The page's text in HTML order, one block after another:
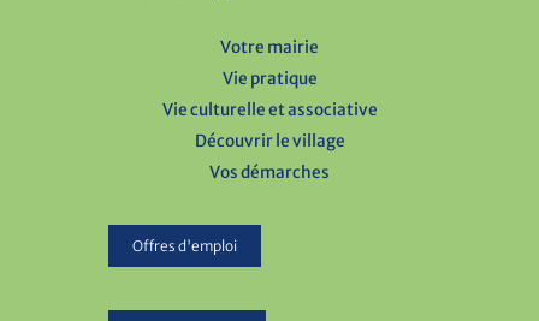
Votre mairie
Vie pratique
Vie culturelle et associative
Découvrir le village
Vos démarches
Offres d'emploi